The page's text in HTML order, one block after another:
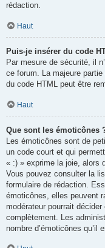
rédaction.
Haut
Puis-je insérer du code
Par mesure de sécurité, il
ce forum. La majeure
du code HTML peut être
Haut
Que sont les émoticônes
Les émoticônes sont de
un code court et qui
« :) » exprime la joie, alors
Vous pouvez consulter la
formulaire de rédaction.
émoticônes, elles peuvent
modérateur pourrait
complètement. Les
nombre d’émoticônes qu’il